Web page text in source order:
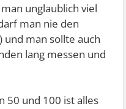
unglaublich viel
man nie den
und man sollte auch
lang messen und
50 und 100 ist alles